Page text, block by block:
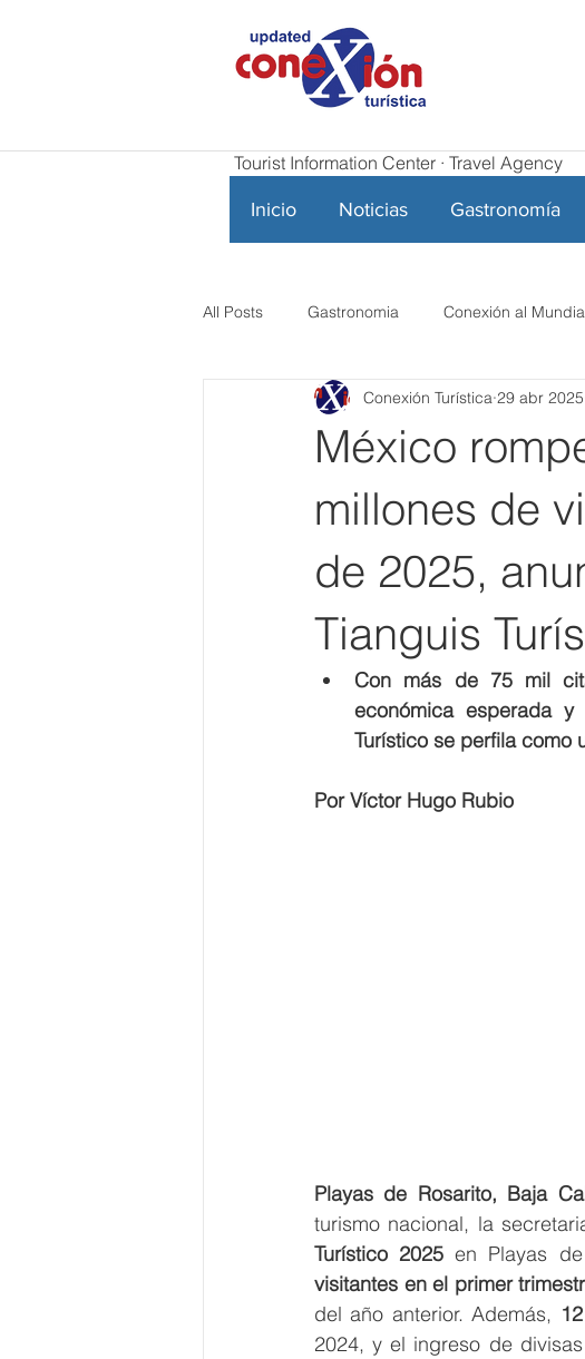
Tourist Information Center · Travel Agency
Inicio Noticias Gastronomía
All Posts Gastronomia Conexión al
México
millones de
de 2025,
Tianguis
Conexión Turística 29 abr 2025
Con más de 75 mil
económica esperada
Turístico se perfila como
Por Víctor Hugo Rubio
Playas de Rosarito, Baja
turismo nacional, la
Turístico 2025 en Playas
visitantes en el primer
del año anterior. Además,
2024, y el ingreso de